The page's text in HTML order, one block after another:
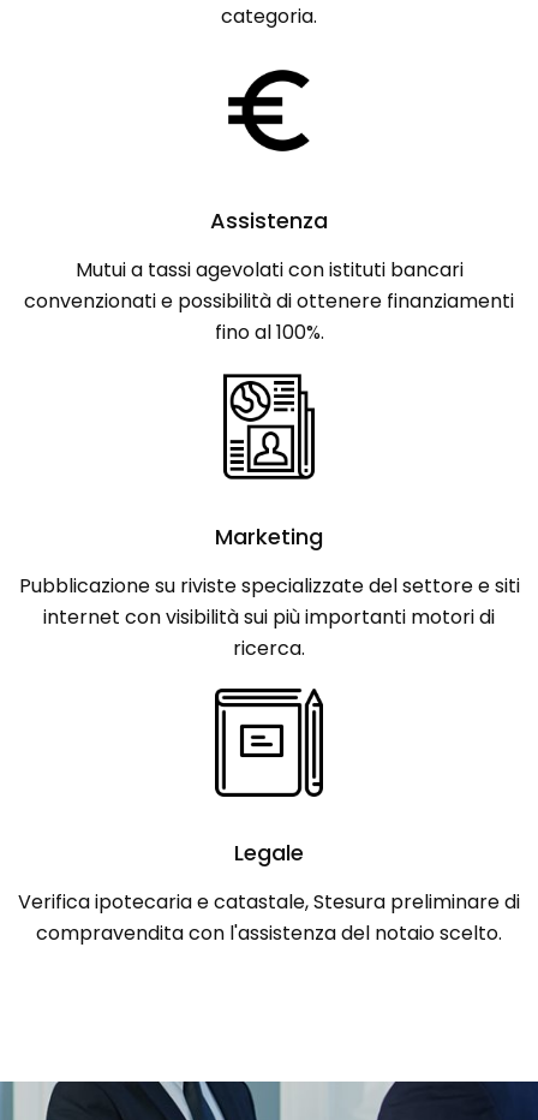
categoria.
Assistenza
Mutui a tassi agevolati con istituti bancari
convenzionati e possibilità di ottenere finanziamenti
fino al 100%.
Marketing
Pubblicazione su riviste specializzate del settore e siti
internet con visibilità sui più importanti motori di
ricerca.
Legale
Verifica ipotecaria e catastale, Stesura preliminare di
compravendita con l'assistenza del notaio scelto.